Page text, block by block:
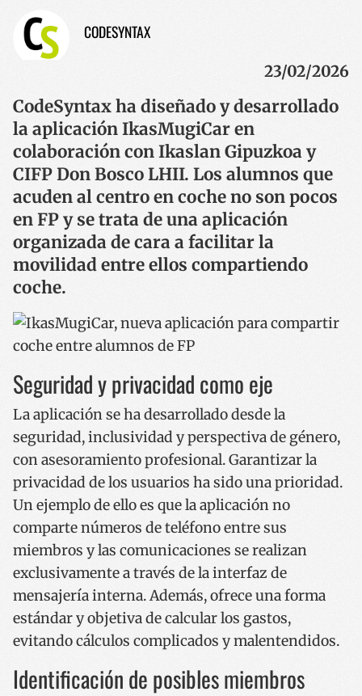
CODESYNTAX
23/02/2026
CodeSyntax ha diseñado y desarrollado
la aplicación IkasMugiCar en
colaboración con Ikaslan Gipuzkoa y
CIFP Don Bosco LHII. Los alumnos que
acuden al centro en coche no son pocos
en FP y se trata de una aplicación
organizada de cara a facilitar la
movilidad entre ellos compartiendo
coche.
Seguridad y privacidad como eje
La aplicación se ha desarrollado desde la
seguridad, inclusividad y perspectiva de género,
con asesoramiento profesional. Garantizar la
privacidad de los usuarios ha sido una prioridad.
Un ejemplo de ello es que la aplicación no
comparte números de teléfono entre sus
miembros y las comunicaciones se realizan
exclusivamente a través de la interfaz de
mensajería interna. Además, ofrece una forma
estándar y objetiva de calcular los gastos,
evitando cálculos complicados y malentendidos.
Identificación de posibles miembros